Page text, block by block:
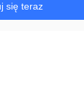
się teraz